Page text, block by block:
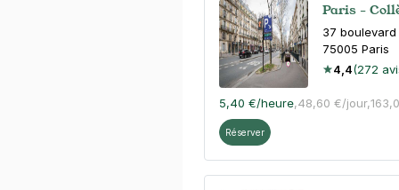
Paris -
37
75005 Paris
4,4(272
5,40 €/heure,48,60 €/jour,
Réserver